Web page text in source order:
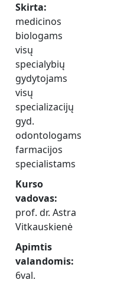
Skirta
medicinos
biologams
visų
specialybių
gydytojams
visų
specializacijų
gyd.
odontologams
farmacijos
specialistams
Kurso
vadovas
prof. dr. Astra
Vitkauskienė
Apimtis
valandomis
6val.